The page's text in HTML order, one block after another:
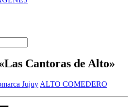
Cantoras de Alto»
Jujuy ALTO COMEDERO